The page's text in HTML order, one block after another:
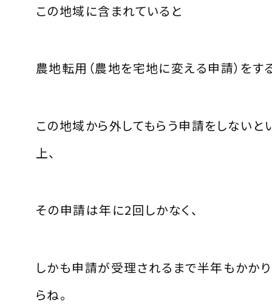
この地域に含まれていると
農地転用（農地を宅地に変える申請）をす
この地域から外してもらう申請をしないと
上、
その申請は年に2回しかなく、
しかも申請が受理されるまで半年もかか
らね。